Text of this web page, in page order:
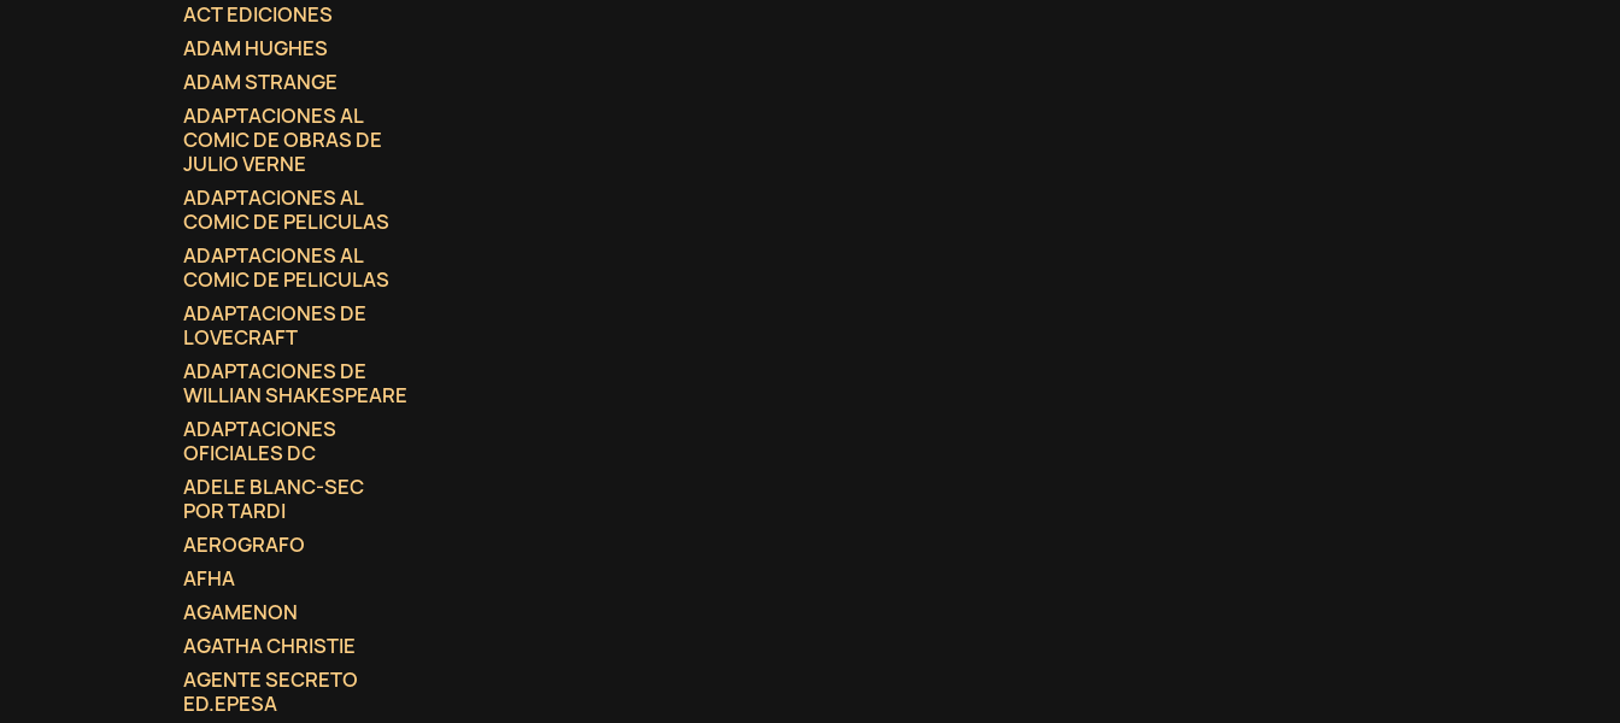
ACT EDICIONES
ADAM HUGHES
ADAM STRANGE
ADAPTACIONES AL
COMIC DE OBRAS DE
JULIO VERNE
ADAPTACIONES AL
COMIC DE PELICULAS
ADAPTACIONES AL
COMIC DE PELICULAS
ADAPTACIONES DE
LOVECRAFT
ADAPTACIONES DE
WILLIAN SHAKESPEARE
ADAPTACIONES
OFICIALES DC
ADELE BLANC-SEC
POR TARDI
AEROGRAFO
AFHA
AGAMENON
AGATHA CHRISTIE
AGENTE SECRETO
ED.EPESA